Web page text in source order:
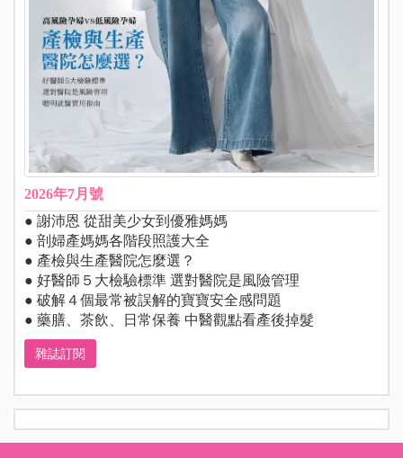
2026年7月號
● 謝沛恩 從甜美少女到優雅媽媽
● 剖婦產媽媽各階段照護大全
● 產檢與生產醫院怎麼選？
● 好醫師５大檢驗標準 選對醫院是風險管理
● 破解４個最常被誤解的寶寶安全感問題
● 藥膳、茶飲、日常保養 中醫觀點看產後掉髮
雜誌訂閱